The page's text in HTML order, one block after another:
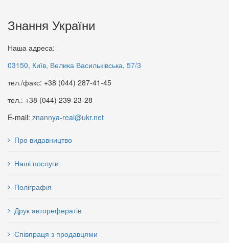
Словник-довідник
Знання України
Наша адреса:
03150, Київ, Велика Васильківська, 57/3
тел./факс: +38 (044) 287-41-45
тел.: +38 (044) 239-23-28
E-mail: znannya-real@ukr.net
Про видавництво
Наші послуги
Поліграфія
Друк авторефератів
Співпраця з продавцями